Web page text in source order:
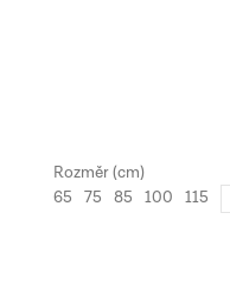
65 75 85 100 115